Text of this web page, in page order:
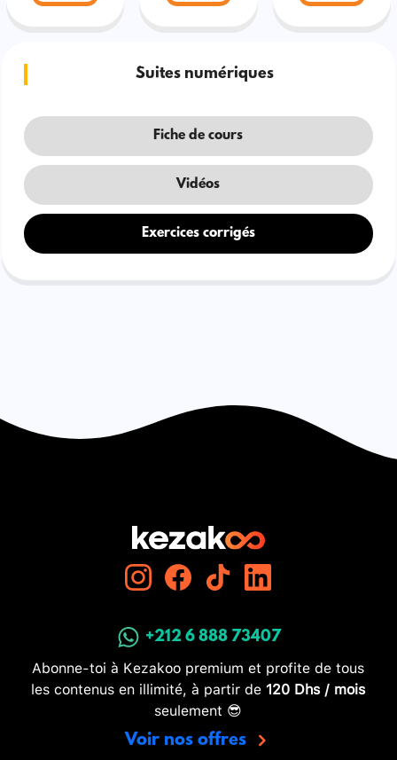
Suites numériques
Fiche de cours
Vidéos
Exercices corrigés
+212 6 888 73407
Abonne-toi à Kezakoo premium et profite de tous
les contenus en illimité, à partir de 120 Dhs / mois
seulement 😎
Voir nos offres